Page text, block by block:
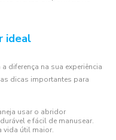
ideal
diferença na sua experiência
dicas importantes para
usar o abridor
e fácil de manusear.
vida útil maior.